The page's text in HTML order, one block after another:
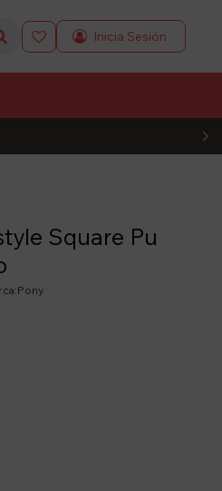

Square Pu
Pony